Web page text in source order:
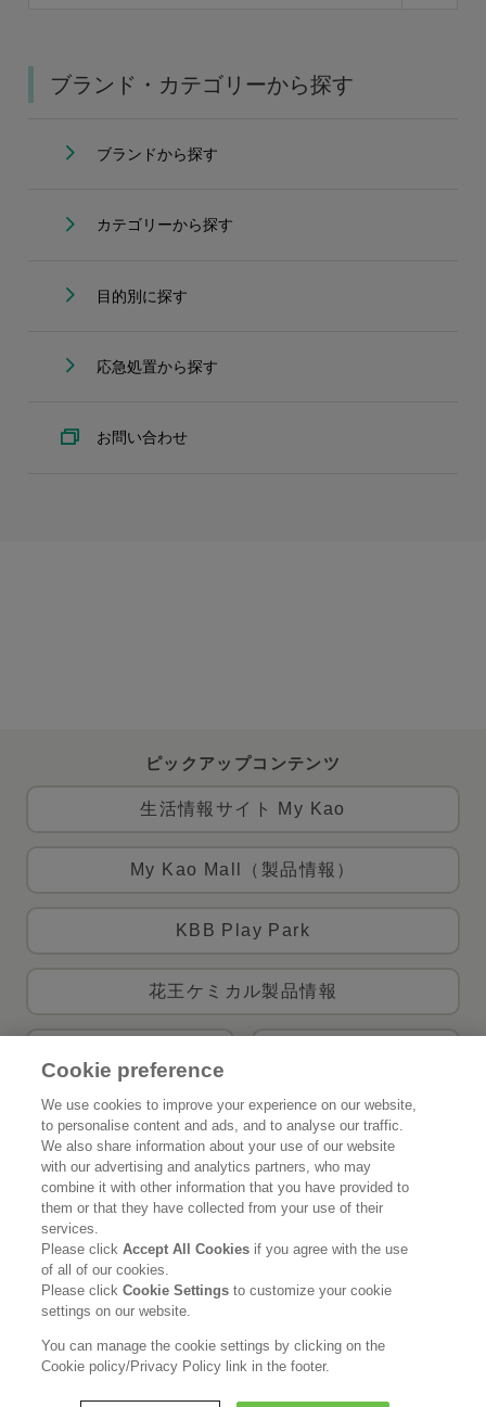
ブランド・カテゴリーから探す
ブランドから探す
カテゴリーから探す
目的別に探す
応急処置から探す
お問い合わせ
ピックアップコンテンツ
生活情報サイト My Kao
My Kao Mall（製品情報）
KBB Play Park
花王ケミカル製品情報
花王公式SNSアカウント
Home 花王について
サステナビリティ
ブランド 投資家情報
ニュースルーム 採用情報
Cookie preference
We use cookies to improve your experience on our website,
to personalise content and ads, and to analyse our traffic.
We also share information about your use of our website
with our advertising and analytics partners, who may
combine it with other information that you have provided to
them or that they have collected from your use of their
services.
Please clickAccept All Cookies if you agree with the use
of all of our cookies.
Please clickCookie Settingsto customize your cookie
settings on our website.
You can manage the cookie settings by clicking on the
Cookie policy/Privacy Policy link in the footer.